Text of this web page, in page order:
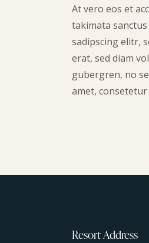
At vero eos et
takimata
sadipscing elitr,
erat, sed diam
gubergren, no
amet,
Resort Address